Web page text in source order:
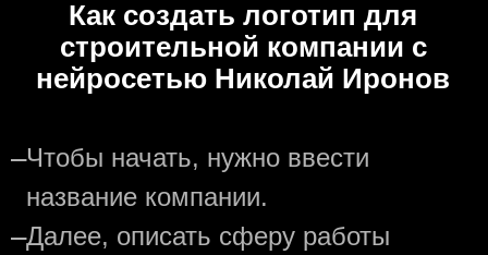
Как создать логотип для
строительной компании с
нейросетью Николай Иронов
—Чтобы начать, нужно ввести
название компании.
—Далее, описать сферу работы